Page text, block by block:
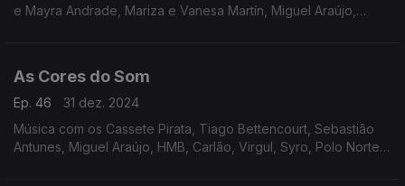
e Mayra Andrade, Mariza e Vanesa Martín, Miguel Araújo,
As Cores do Som
Ep. 46
31 dez. 2024
Música com os Cassete Pirata, Tiago Bettencourt, Sebastião
Antunes, Miguel Araújo, HMB, Carlão, Virgul, Syro, Polo Norte,